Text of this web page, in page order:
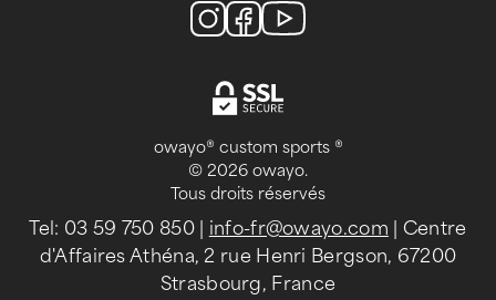
owayo® custom sports ®
© 2026 owayo.
Tous droits réservés
Tel: 03 59 750 850| info-fr@owayo.com | Centre
d'Affaires Athéna, 2 rue Henri Bergson, 67200
Strasbourg, France